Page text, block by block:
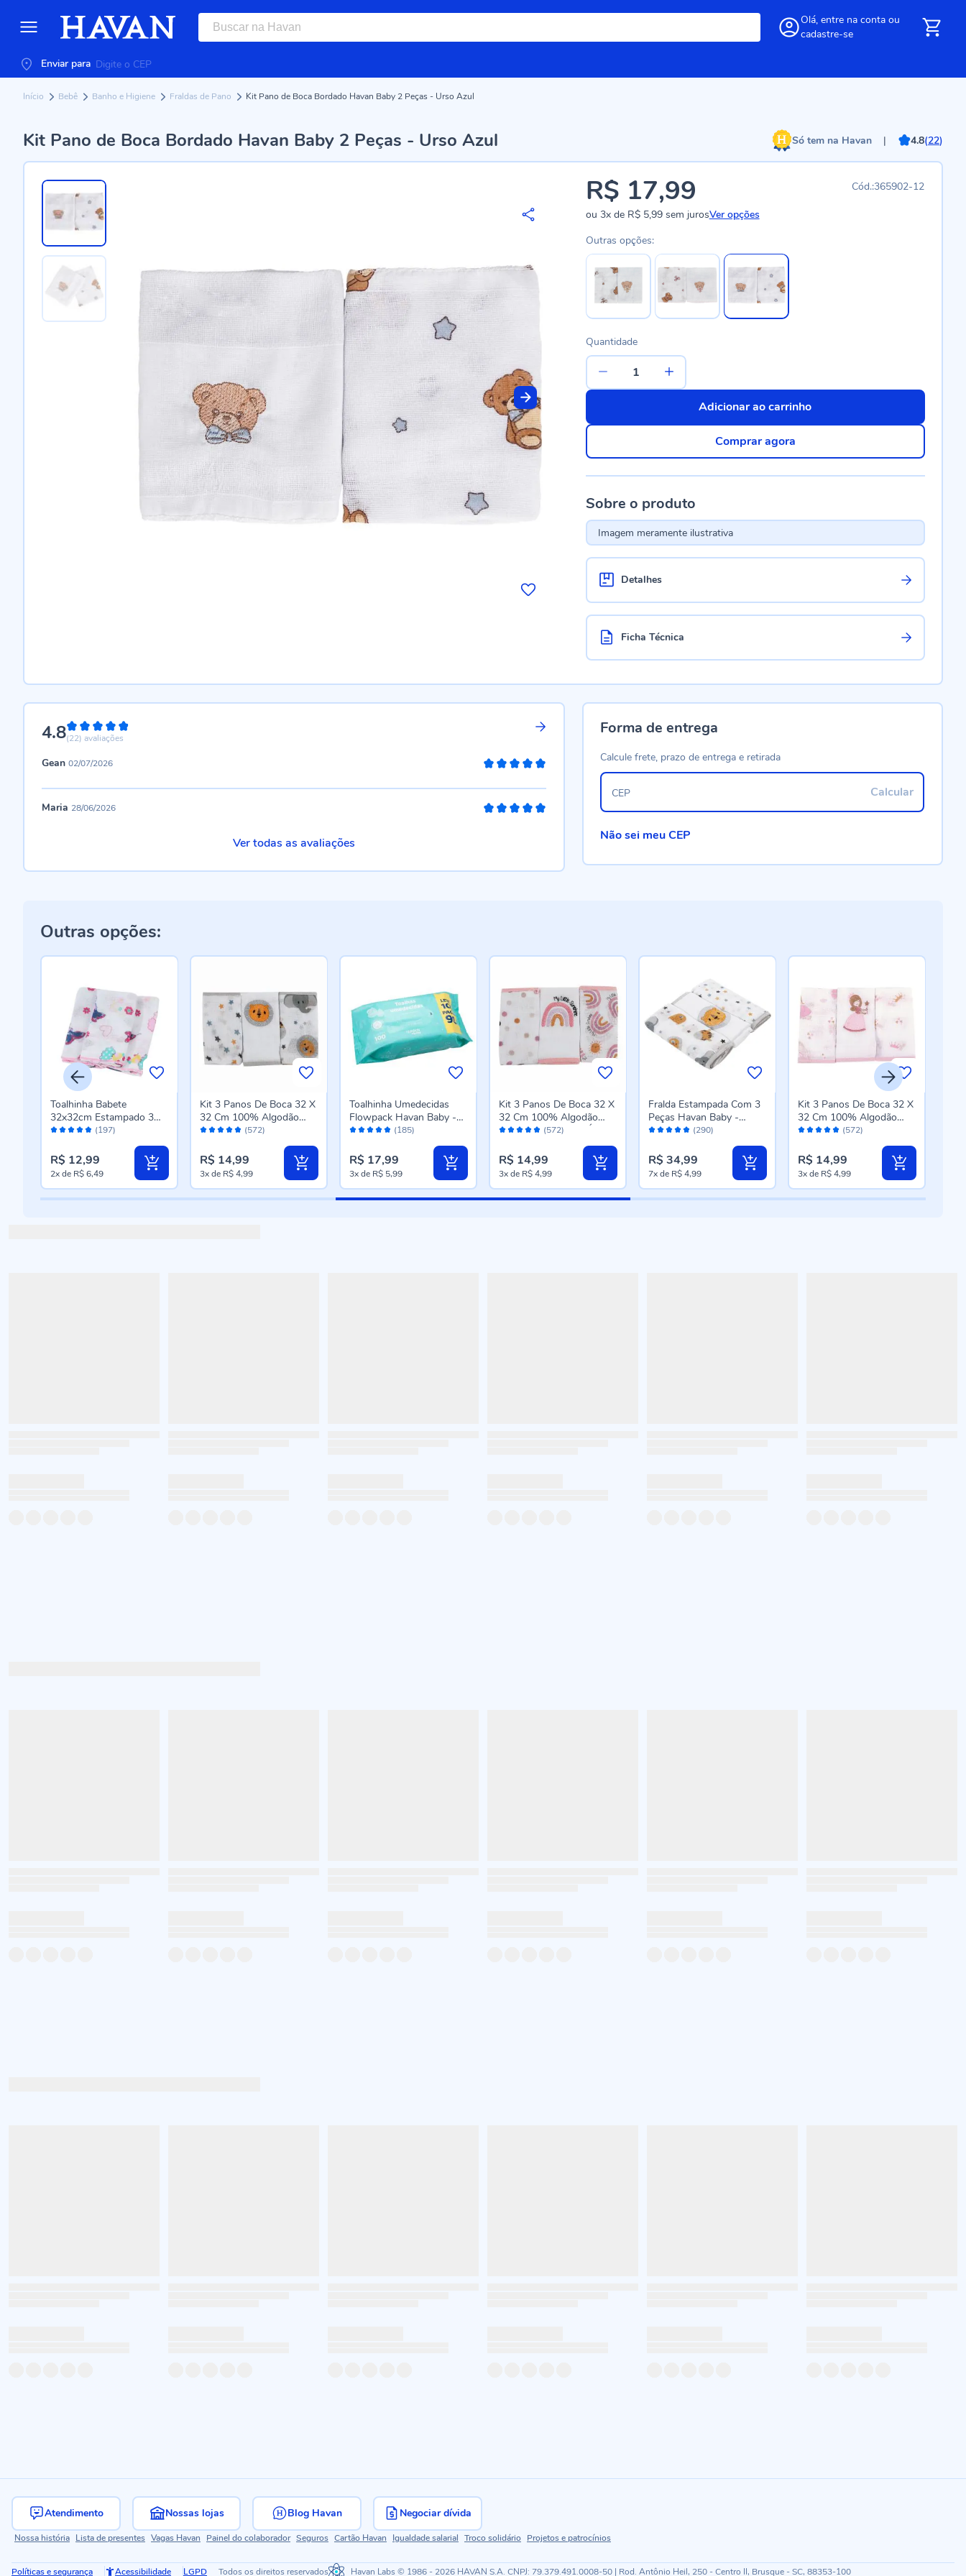
Olá, entre na conta ou
cadastre-se
Enviar para
Início Bebê Banho e Higiene Fraldas de Pano Kit Pano de Boca Bordado Havan Baby 2 Peças - Urso Azul
Kit Pano de Boca Bordado Havan Baby 2 Peças - Urso Azul Só tem na Havan | 4.8(22)
365902-12
R$ 17,99
ou 3xde R$ 5,99sem jurosVer opções
Outras opções:
Quantidade
Adicionar ao carrinho
Comprar agora
Sobre o produto
Imagem meramente ilustrativa
Detalhes
Ficha Técnica
4.896%
(22) avaliações
Gean 02/07/2026
Maria 28/06/2026
Ver todas as avaliações
Forma de entrega
Calcule frete, prazo de entrega e retirada
Calcular
CEP
Não sei meu CEP
Outras opções:
Avaliação: (197)
Toalhinha Babete
32x32cm Estampado 3
peças Disney - Rosa
R$ 12,99
2xde R$ 6,49
Avaliação: (572)
Kit 3 Panos De Boca 32 X
32 Cm 100% Algodão
Havan Baby - Safari
R$ 14,99
3xde R$ 4,99
Avaliação: (185)
Toalhinha Umedecidas
Flowpack Havan Baby -
100 Unidades
R$ 17,99
3xde R$ 5,99
Avaliação: (572)
Kit 3 Panos De Boca 32 X
32 Cm 100% Algodão
Havan Baby - Arco-Íris
R$ 14,99
3xde R$ 4,99
Avaliação: (290)
Fralda Estampada Com 3
Peças Havan Baby -
Safari
R$ 34,99
7xde R$ 4,99
Avaliação: (572)
Kit 3 Panos De Boca 32 X
32 Cm 100% Algodão
Havan Baby - Princesa
R$ 14,99
3xde R$ 4,99
Atendimento Nossas lojas Blog Havan Negociar dívida
Nossa história Lista de presentes Vagas Havan Painel do colaborador Seguros Cartão Havan Igualdade salarial Troco solidário Projetos e patrocínios
Políticas e segurança Acessibilidade LGPD Todos os direitos reservados Havan Labs © 1986 - 2026 HAVAN S.A. CNPJ: 79.379.491.0008-50 | Rod. Antônio Heil, 250 - Centro II, Brusque - SC, 88353-100